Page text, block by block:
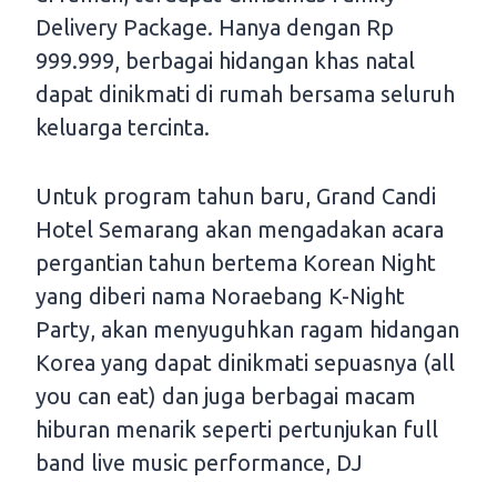
Delivery Package. Hanya dengan Rp
999.999, berbagai hidangan khas natal
dapat dinikmati di rumah bersama seluruh
keluarga tercinta.
Untuk program tahun baru, Grand Candi
Hotel Semarang akan mengadakan acara
pergantian tahun bertema Korean Night
yang diberi nama Noraebang K-Night
Party, akan menyuguhkan ragam hidangan
Korea yang dapat dinikmati sepuasnya (all
you can eat) dan juga berbagai macam
hiburan menarik seperti pertunjukan full
band live music performance, DJ